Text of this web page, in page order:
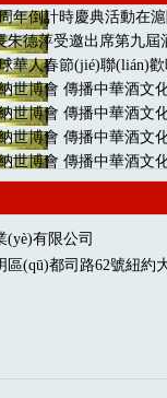
世博會 傳播中華酒文
世博會 傳播中華酒文
世博會 傳播中華酒文
世博會 傳播中華酒文
有限公司
(qū)都司路62號紐約